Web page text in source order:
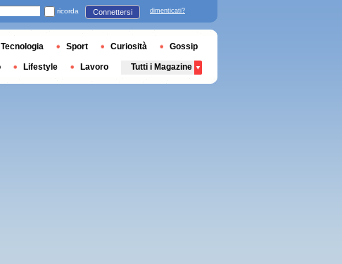
ricorda Connettersi dimenticati?
Tecnologia Sport Curiosità Gossip
Lifestyle Lavoro Tutti i Magazine